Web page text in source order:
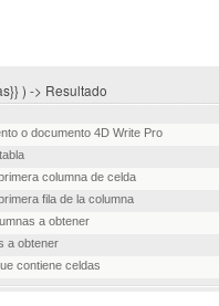
) -> Resultado
o documento 4D Write Pro
columna de celda
fila de la columna
a obtener
a obtener
contiene celdas